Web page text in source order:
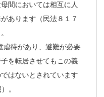
間においては相互に人
あります（民法８１７
虐待があり、避難が必要
を転居させてもこの義
はないとされています
。